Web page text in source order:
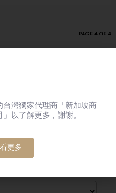
PAGE 4 OF 4
份灣獨家代理商「新加坡商
以了解更多，謝謝。
更多